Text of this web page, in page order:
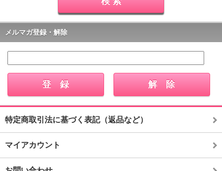
メルマガ登録・解除
特定商取引法に基づく表記（返品など）
マイアカウント